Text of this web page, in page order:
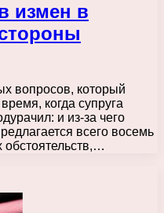
измен в
вопросов, который
когда супруга
и из-за чего
всего восемь